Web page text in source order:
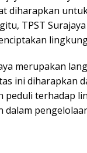
diharapkan
TPST
merupakan
ini diharapkan
terhadap
dalam